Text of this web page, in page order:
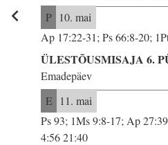
P 10. mai
Ap 17:22-31; Ps 66:8-20;
ÜLESTÕUSMISAJA 6.
Emadepäev
E 11. mai
Ps 93; 1Ms 9:8-17; Ap
4:56 21:40